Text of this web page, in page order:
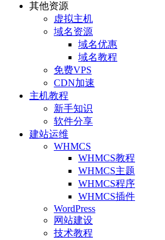
其他资源
虚拟主机
域名资源
域名优惠
域名教程
免费VPS
CDN加速
主机教程
新手知识
软件分享
建站运维
WHMCS
WHMCS教程
WHMCS主题
WHMCS程序
WHMCS插件
WordPress
网站建设
技术教程